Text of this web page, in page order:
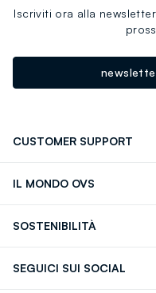
Iscriviti ora alla
CUSTOMER SUPPORT
IL MONDO OVS
Giftcard
SOSTENIBILITÀ
SEGUICI SUI SOCIAL